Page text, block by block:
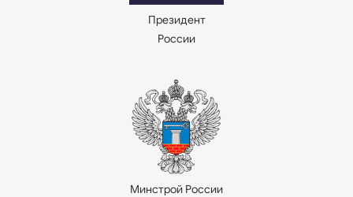
Президент
России
Минстрой России